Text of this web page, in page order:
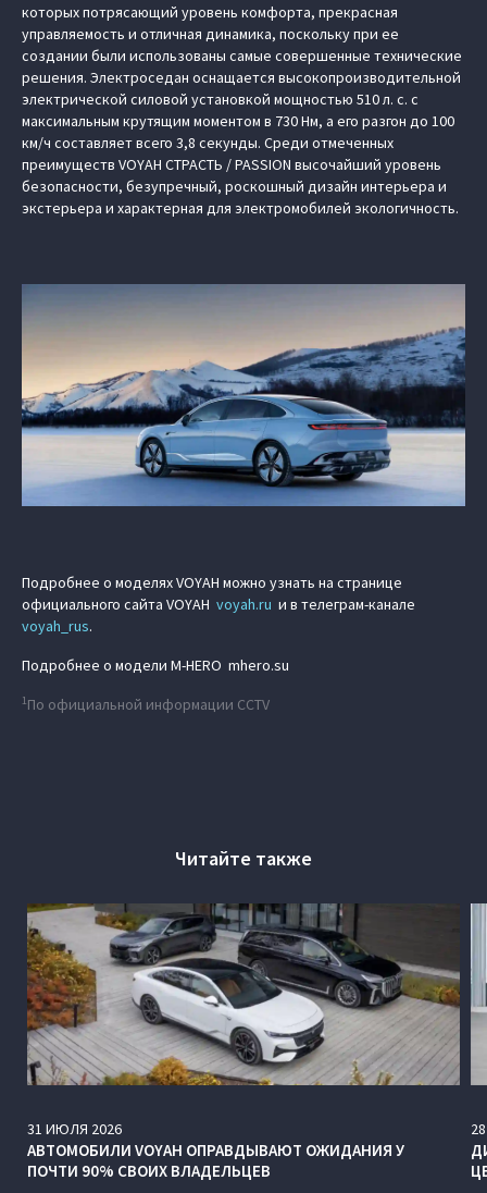
которых потрясающий уровень комфорта, прекрасная
управляемость и отличная динамика, поскольку при ее
создании были использованы самые совершенные технические
решения. Электроседан оснащается высокопроизводительной
электрической силовой установкой мощностью 510 л. с. с
максимальным крутящим моментом в 730 Нм, а его разгон до 100
км/ч составляет всего 3,8 секунды. Среди отмеченных
преимуществ VOYAH СТРАСТЬ / PASSION высочайший уровень
безопасности, безупречный, роскошный дизайн интерьера и
экстерьера и характерная для электромобилей экологичность.
Подробнее о моделях VOYAH можно узнать на странице
официального сайта VOYAH voyah.ru и в телеграм-канале
voyah_rus.
Подробнее о модели M‑HERO mhero.su
1По официальной информации CCTV
Читайте также
31 ИЮЛЯ 2026
АВТОМОБИЛИ VOYAH ОПРАВДЫВАЮТ ОЖИДАНИЯ У
ПОЧТИ 90% СВОИХ ВЛАДЕЛЬЦЕВ
28